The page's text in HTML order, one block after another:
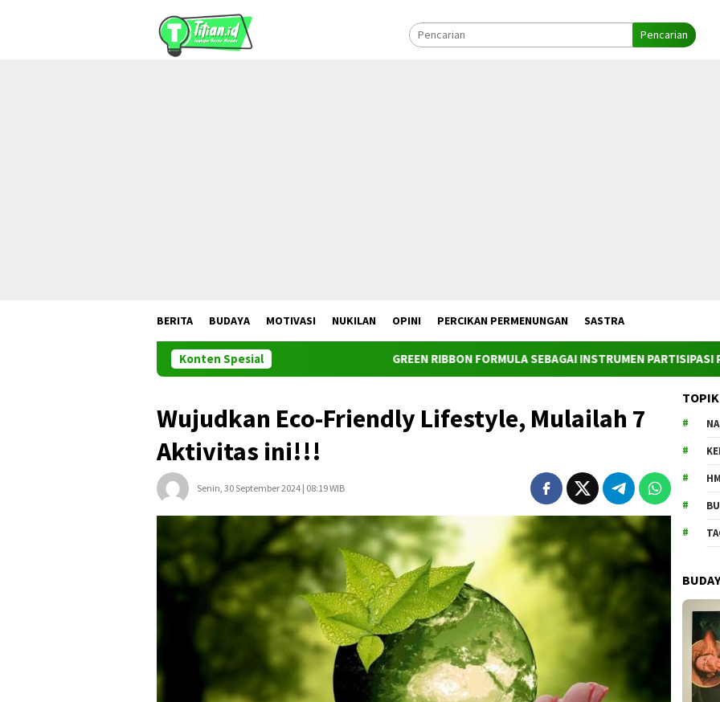
Pencarian
BERITA BUDAYA MOTIVASI NUKILAN OPINI PERCIKAN PERMENUNGAN SASTRA
Konten Spesial GREEN RIBBON FORMULA SEBAGAI INSTRUMEN PARTISIPASI PUBLIK DALAM
Wujudkan Eco-Friendly Lifestyle, Mulailah 7
Aktivitas ini!!!
Senin, 30 September 2024 | 08:19 WIB